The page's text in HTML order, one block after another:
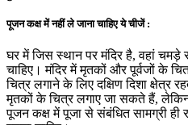
पूजन कक्ष में नहीं ले जाना चाहिए ये चीजें :
घर में जिस स्थान पर मंदिर है, वहां
चाहिए। मंदिर में मृतकों और पूर्वजों के
चित्र लगाने के लिए दक्षिण दिशा क्षेत्र
मृतकों के चित्र लगाए जा सकते हैं, लेकिन
पूजन कक्ष में पूजा से संबंधित सामग्री